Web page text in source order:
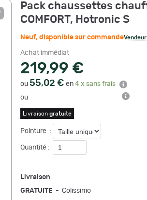
Pack chaussettes
COMFORT, Hotronic S
Neuf, disponible sur commande
Achat immédiat
219,99 €
ou 55,02 € en 4 x sans frais
ou
Livraison gratuite
Pointure :
Quantité :
Livraison
GRATUITE - Colissimo